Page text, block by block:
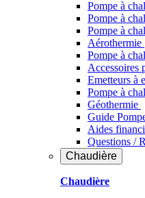
Pompe à
Pompe à
Pompe à
Aérothermie
Pompe à
Accessoires
Emetteurs à
Pompe à
Géothermie
Guide
Aides
Questions /
Chaudière
Chaudière